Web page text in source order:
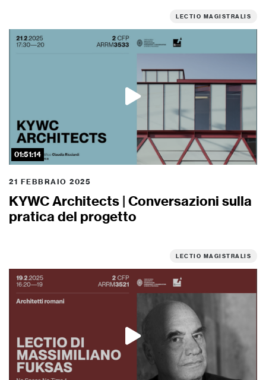
LECTIO MAGISTRALIS
01:51:14
21 FEBBRAIO 2025
KYWC Architects | Conversazioni sulla
pratica del progetto
LECTIO MAGISTRALIS